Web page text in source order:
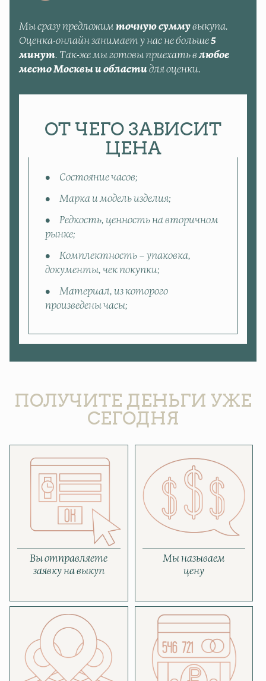
Мы сразу предложим точную суммувыкупа.
Оценка-онлайн занимает у нас не больше5
минут. Так-же мы готовы приехать влюбое
место Москвы и областидля оценки.
ОТ ЧЕГО ЗАВИСИТ
ЦЕНА
Состояние часов;
Марка и модель изделия;
Редкость, ценность на вторичном
рынке;
Комплектность – упаковка,
документы, чек покупки;
Материал, из которого
произведены часы;
ПОЛУЧИТЕ ДЕНЬГИ УЖЕ
СЕГОДНЯ
Вы отправляете
заявку на выкуп
Мы называем
цену